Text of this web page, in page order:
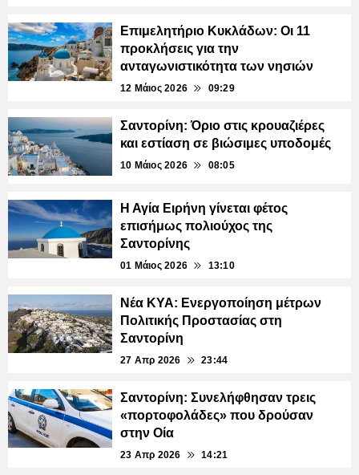
Επιμελητήριο Κυκλάδων: Οι 11
προκλήσεις για την
ανταγωνιστικότητα των νησιών
12 Μάιος 2026 09:29
Σαντορίνη: Όριο στις κρουαζιέρες
και εστίαση σε βιώσιμες υποδομές
10 Μάιος 2026 08:05
Η Αγία Ειρήνη γίνεται φέτος
επισήμως πολιούχος της
Σαντορίνης
01 Μάιος 2026 13:10
Νέα ΚΥΑ: Ενεργοποίηση μέτρων
Πολιτικής Προστασίας στη
Σαντορίνη
27 Απρ 2026 23:44
Σαντορίνη: Συνελήφθησαν τρεις
«πορτοφολάδες» που δρούσαν
στην Οία
23 Απρ 2026 14:21